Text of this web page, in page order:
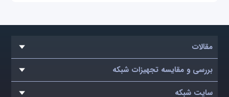
مقالات
بررسی و مقایسه تجهیزات شبکه
سایت شبکه